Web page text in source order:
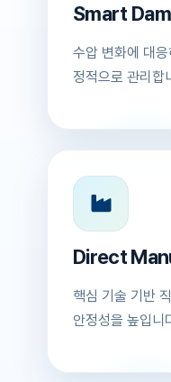
Smart
수압 변화에 대
정적으로 관리합
Direct
핵심 기술 기반
안정성을 높입니